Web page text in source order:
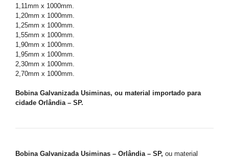
1,11mm x 1000mm.
1,20mm x 1000mm.
1,25mm x 1000mm.
1,55mm x 1000mm.
1,90mm x 1000mm.
1,95mm x 1000mm.
2,30mm x 1000mm.
2,70mm x 1000mm.
Bobina Galvanizada Usiminas, ou material importado para
cidade Orlândia – SP.
Bobina Galvanizada Usiminas – Orlândia – SP, ou material